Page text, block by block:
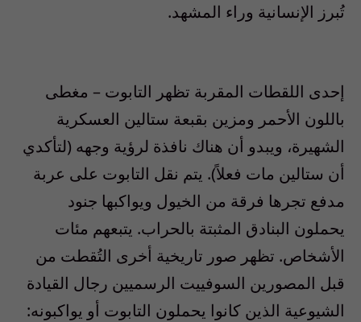
تُبرز الإنسانية وراء المشهد.
إحدى اللقطات المقربة تظهر التابوت – مغطى
باللون الأحمر ومزين بقبعة ستالين العسكرية
الشهيرة، ويبدو أن هناك نافذة لرؤية وجهه (لتأكدي
أن ستالين مات فعلاً). يتم نقل التابوت على عربة
مدفع تجرها فرقة من الخيول ويواكبها جنود
يحملون البنادق المثبتة بالحراب. يتبعهم مئات
الأشخاص. تظهر صور تاريخية أخرى التُقطت من
قبل المصورين السوفييت الرسميين رجال القيادة
الشيوعية الذين كانوا يحملون التابوت أو يواكبونه: